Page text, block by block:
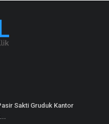
Sakti Gruduk Kantor